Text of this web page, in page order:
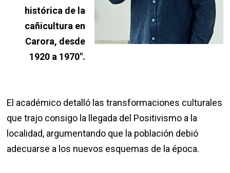
histórica de la
cañicultura en
Carora, desde
1920 a 1970".
El académico detalló las transformaciones culturales
que trajo consigo la llegada del Positivismo a la
localidad, argumentando que la población debió
adecuarse a los nuevos esquemas de la época.